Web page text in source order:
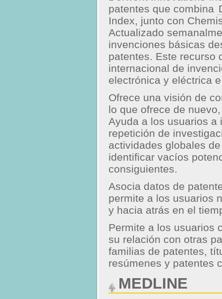
patentes que combina
Index, junto con
Actualizado
invenciones básicas
patentes. Este recurso
internacional de
electrónica y eléctrica
Ofrece una visión de
lo que ofrece de
Ayuda a los usuarios a
repetición de
actividades globales
identificar vacíos
consiguientes.
Asocia datos de
permite a los usuarios
y hacia atrás en el
Permite a los usuarios
su relación con otras
familias de patentes,
resúmenes y patentes
MEDLINE